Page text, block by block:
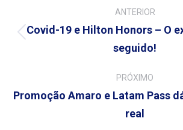
de
ANTERIOR
anterior:
Covid-19 e Hilton Honors – O
seguido!
PRÓXIMO
post:
Promoção Amaro e Latam Pass
real